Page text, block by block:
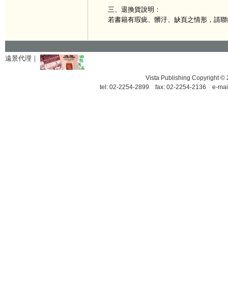
三、退換貨說明：
若書籍有瑕疵、髒汙、缺頁之情形，請
遠景代理｜
Vista Publishing Copyright ©
tel: 02-2254-2899 fax: 02-2254-2136 e-